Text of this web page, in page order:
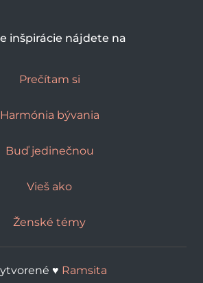
inšpirácie nájdete na
Prečítam si
Harmónia bývania
Buď jedinečnou
Vieš ako
Ženské témy
♥︎ Ramsita